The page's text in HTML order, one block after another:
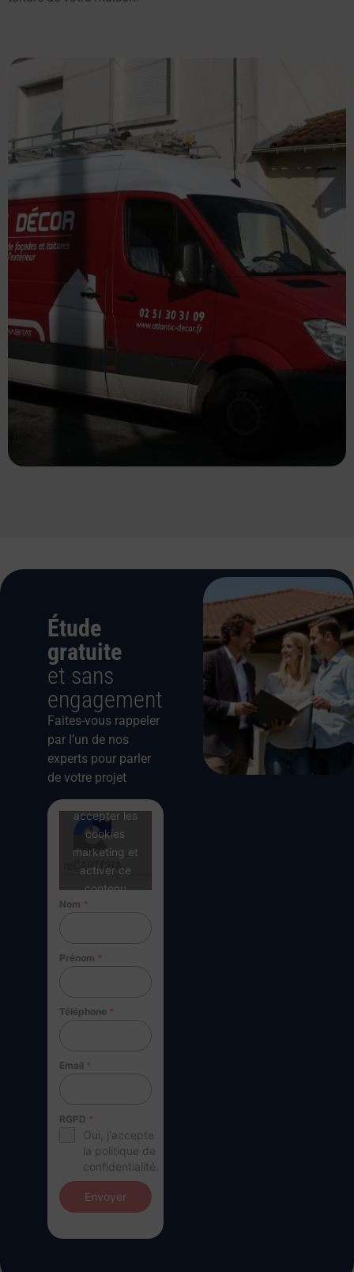
Étude
gratuite
et sans
engagement
Faites-vous rappeler
par l’un de nos
experts pour parler
de votre projet
Cliquez pour
accepter les
cookies
marketing et
activer ce
contenu
Nom *
Prénom *
Téléphone *
Email *
RGPD *
Oui, j'accepte
la politique de
confidentialité.
Envoyer